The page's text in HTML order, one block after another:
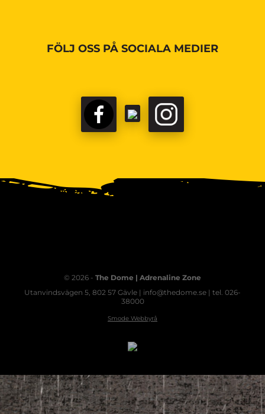
FÖLJ OSS PÅ SOCIALA MEDIER
© 2026 - The Dome | Adrenaline Zone
Utanvindsvägen 5, 802 57 Gävle | info@thedome.se | tel. 026-
38000
Smode Webbyrå